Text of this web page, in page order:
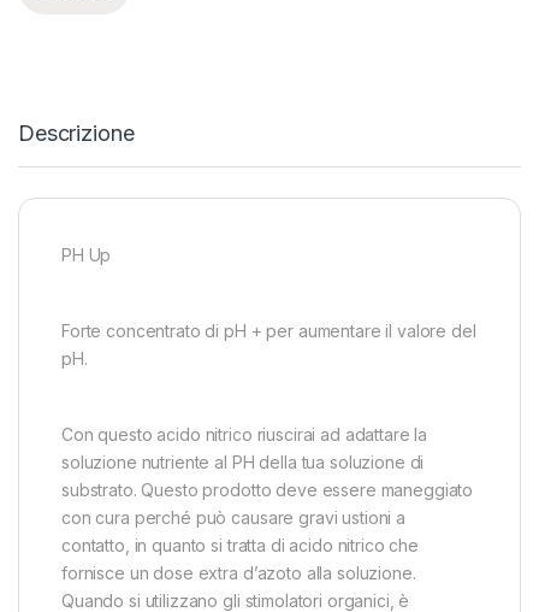
Descrizione
PH Up
Forte concentrato di pH + per aumentare il valore del
pH.
Con questo acido nitrico riuscirai ad adattare la
soluzione nutriente al PH della tua soluzione di
substrato. Questo prodotto deve essere maneggiato
con cura perché può causare gravi ustioni a
contatto, in quanto si tratta di acido nitrico che
fornisce un dose extra d’azoto alla soluzione.
Quando si utilizzano gli stimolatori organici, è